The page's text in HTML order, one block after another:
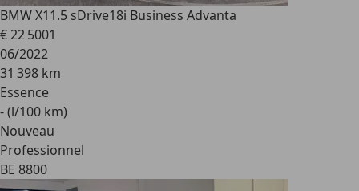
BMW X11.5 sDrive18i Business Advanta
€ 22 5001
06/2022
31 398 km
Essence
- (l/100 km)
Nouveau
Professionnel
BE 8800